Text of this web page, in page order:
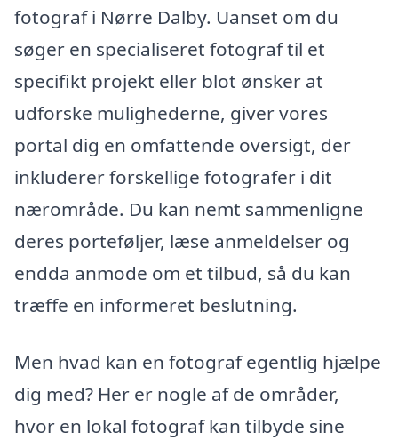
fotograf i Nørre Dalby. Uanset om du
søger en specialiseret fotograf til et
specifikt projekt eller blot ønsker at
udforske mulighederne, giver vores
portal dig en omfattende oversigt, der
inkluderer forskellige fotografer i dit
nærområde. Du kan nemt sammenligne
deres porteføljer, læse anmeldelser og
endda anmode om et tilbud, så du kan
træffe en informeret beslutning.
Men hvad kan en fotograf egentlig hjælpe
dig med? Her er nogle af de områder,
hvor en lokal fotograf kan tilbyde sine